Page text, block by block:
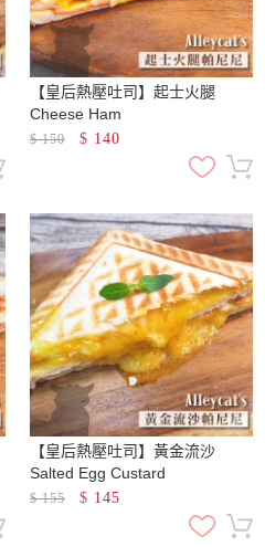
【皇后熱壓吐司】起士火腿
Cheese Ham
$150 $ 140
【皇后熱壓吐司】黃金流沙
Salted Egg Custard
$155 $ 145